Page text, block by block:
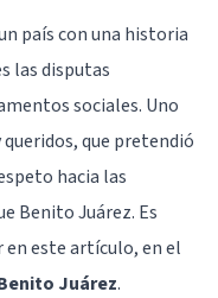
país con una historia
las disputas
sociales. Uno
que pretendió
hacia las
Benito Juárez. Es
en este artículo, en el
Juárez.